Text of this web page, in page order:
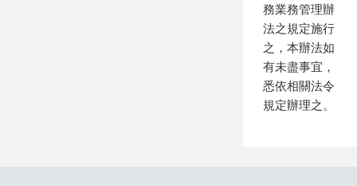
務業務管理辦
法之規定施行
之，本辦法如
有未盡事宜，
悉依相關法令
規定辦理之。